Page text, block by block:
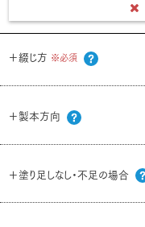
＋綴じ方 ※必須
＋製本方向
＋塗り足しなし・不足の場合